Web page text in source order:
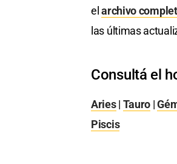
elarchivo
las últimas
Consultá el
Aries| Tauro |
Piscis